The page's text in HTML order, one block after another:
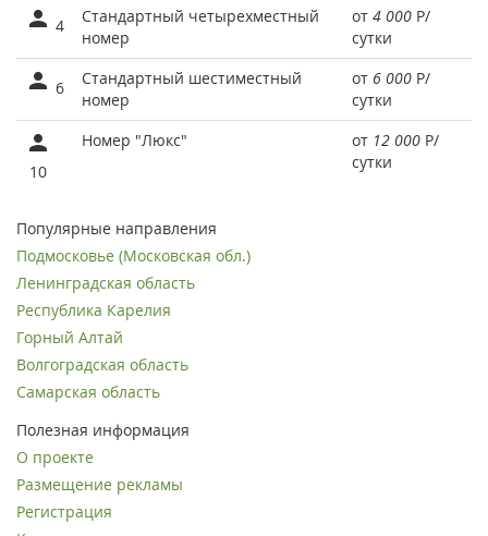
4
Стандартный четырехместный
номер
от 4 000 Р/
сутки
6
Стандартный шестиместный
номер
от 6 000 Р/
сутки
10
Номер "Люкс" от 12 000 Р/
сутки
Популярные направления
Подмосковье (Московская обл.)
Ленинградская область
Республика Карелия
Горный Алтай
Волгоградская область
Самарская область
Полезная информация
О проекте
Размещение рекламы
Регистрация